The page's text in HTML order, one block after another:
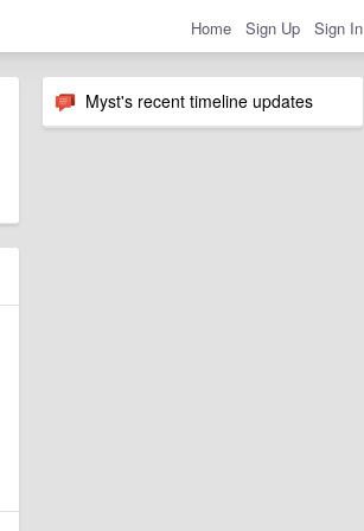
Home Sign Up Sign In
Myst's recent timeline updates